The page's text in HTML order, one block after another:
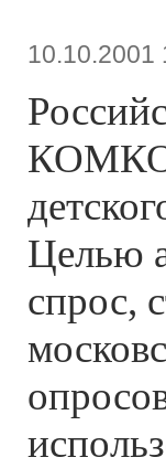
10.10.2001
Целью
спрос,